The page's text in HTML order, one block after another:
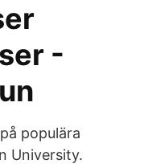
-
populära
University.